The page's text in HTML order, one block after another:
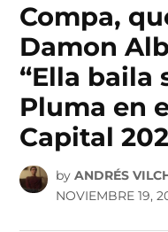
Compa,
Damon
“Ella baila
Pluma en
Capital
by ANDRÉS
NOVIEMBRE 19,